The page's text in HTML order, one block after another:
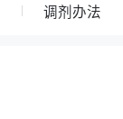
调剂办法